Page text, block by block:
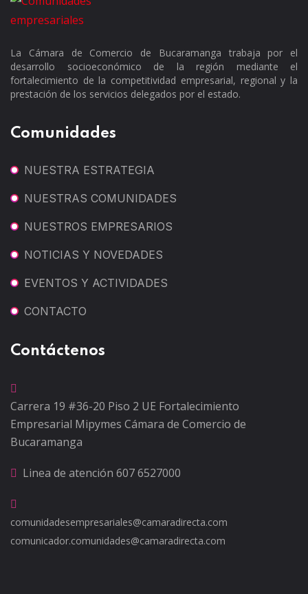
La Cámara de Comercio de Bucaramanga trabaja por el
desarrollo socioeconómico de la región mediante el
fortalecimiento de la competitividad empresarial, regional y la
prestación de los servicios delegados por el estado.
Comunidades
NUESTRA ESTRATEGIA
NUESTRAS COMUNIDADES
NUESTROS EMPRESARIOS
NOTICIAS Y NOVEDADES
EVENTOS Y ACTIVIDADES
CONTACTO
Contáctenos
Carrera 19 #36-20 Piso 2 UE Fortalecimiento
Empresarial Mipymes Cámara de Comercio de
Bucaramanga
Linea de atención 607 6527000
comunidadesempresariales@camaradirecta.com
comunicador.comunidades@camaradirecta.com